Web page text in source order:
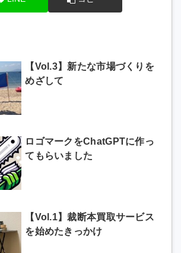
【Vol.3】新たな市場づくりを
めざして
ロゴマークをChatGPTに作っ
てもらいました
【Vol.1】裁断本買取サービス
を始めたきっかけ